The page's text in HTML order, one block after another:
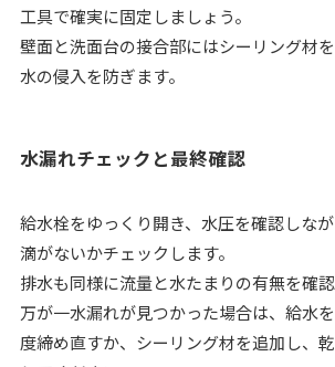
工具で確実に固定しましょう。
壁面と洗面台の接合部にはシーリング材を
水の侵入を防ぎます。
水漏れチェックと最終確認
給水栓をゆっくり開き、水圧を確認しな
滴がないかチェックします。
排水も同様に流量と水たまりの有無を確認
万が一水漏れが見つかった場合は、給水
度締め直すか、シーリング材を追加し、